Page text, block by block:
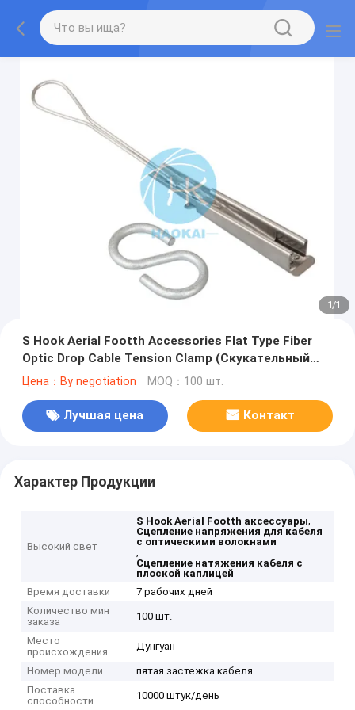
1/1
S Hook Aerial Footth Accessories Flat Type Fiber
Optic Drop Cable Tension Clamp (Скукательный
крючок для кабеля с оптическим волокном)
Цена：By negotiation MOQ：100 шт.
Лучшая цена Контакт
Характер Продукции
Высокий свет
S Hook Aerial Footth аксессуары,
Сцепление напряжения для кабеля
с оптическими волокнами
,
Сцепление натяжения кабеля с
плоской каплицей
Время доставки
7 рабочих дней
Количество мин
заказа
100 шт.
Место
происхождения
Дунгуан
Номер модели
пятая застежка кабеля
Поставка
способности
10000 штук/день